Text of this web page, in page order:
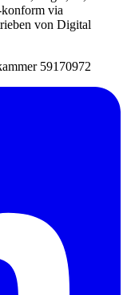
via
von Digital
59170972